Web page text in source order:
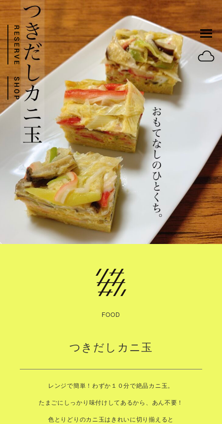
FOOD
つきだしカニ玉
レンジで簡単！わずか１０分で絶品カニ玉。
たまごにしっかり味付けしてあるから、あん不要！
色とりどりのカニ玉はきれいに切り揃えると